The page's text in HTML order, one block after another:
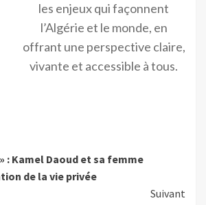
les enjeux qui façonnent
l’Algérie et le monde, en
offrant une perspective claire,
vivante et accessible à tous.
: Kamel Daoud et sa femme
de la vie privée
Suivant